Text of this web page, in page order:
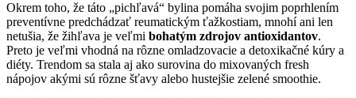
Okrem toho, že táto „pichľavá“ bylina pomáha svojim poprhlením
preventívne predchádzať reumatickým ťažkostiam, mnohí ani len
netušia, že žihľava je veľmi bohatým zdrojov antioxidantov.
Preto je veľmi vhodná na rôzne omladzovacie a detoxikačné kúry a
diéty. Trendom sa stala aj ako surovina do mixovaných fresh
nápojov akými sú rôzne šťavy alebo hustejšie zelené smoothie.